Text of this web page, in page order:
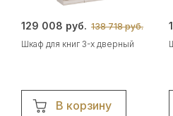
129 008 руб. 138 718 руб.
Шкаф для книг 3-х дверный
В корзину